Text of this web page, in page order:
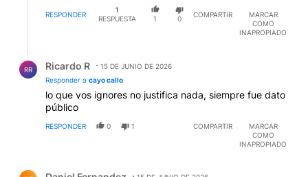
RESPONDER
1
RESPUESTA
1 0
COMPARTIR
MARCAR
COMO
INAPROPIADO
RR Ricardo R
15 DE JUNIO DE 2026
Responder a cayo callo
lo que vos ignores no justifica nada, siempre fue dato
público
RESPONDER 0 1 COMPARTIR
MARCAR
COMO
INAPROPIADO